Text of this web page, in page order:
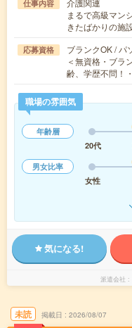
仕事内容
介護関連
まるで高級マン
きたばかりの施
応募資格
ブランクOK / パ
＜無資格・ブラ
齢、学歴不問！
職場の雰囲気
年齢層
20代
男女比率
女性
気になる!
派遣会社
未読 掲載日 2026/08/07